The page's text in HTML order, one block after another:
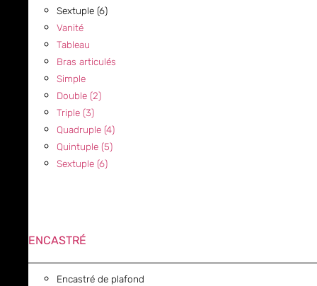
Sextuple (6)
Vanité
Tableau
Bras articulés
Simple
Double (2)
Triple (3)
Quadruple (4)
Quintuple (5)
Sextuple (6)
ENCASTRÉ
Encastré de plafond